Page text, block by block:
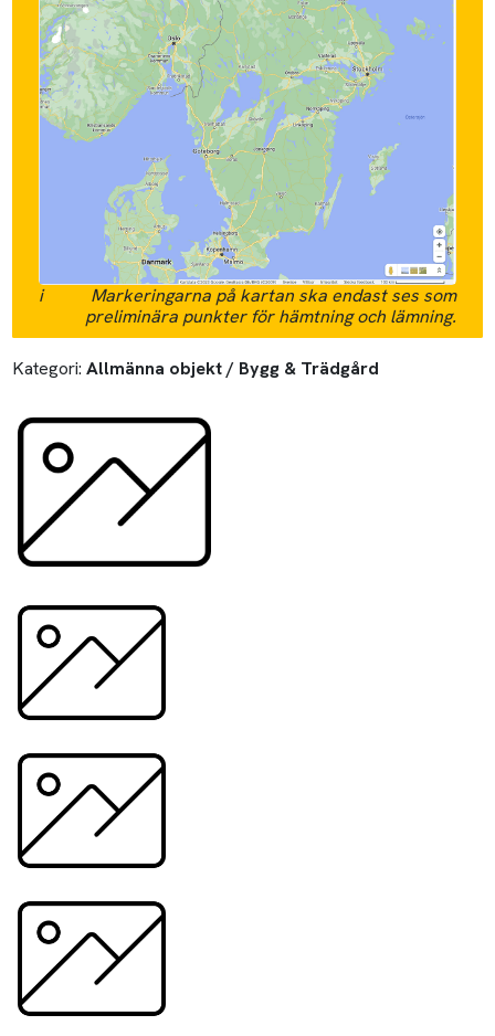
i
Markeringarna på kartan ska endast ses som
preliminära punkter för hämtning och lämning.
Kategori: Allmänna objekt / Bygg & Trädgård